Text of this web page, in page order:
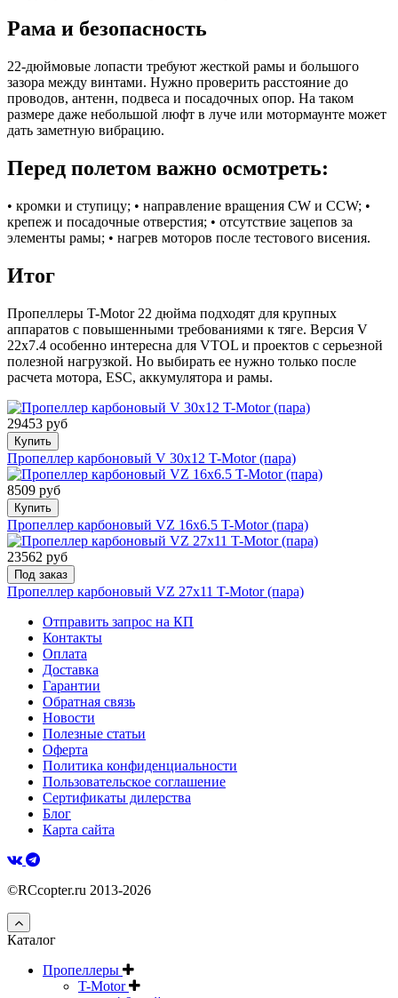
Рама и безопасность
22-дюймовые лопасти требуют жесткой рамы и большого
зазора между винтами. Нужно проверить расстояние до
проводов, антенн, подвеса и посадочных опор. На таком
размере даже небольшой люфт в луче или мотормаунте может
дать заметную вибрацию.
Перед полетом важно осмотреть:
• кромки и ступицу; • направление вращения CW и CCW; •
крепеж и посадочные отверстия; • отсутствие зацепов за
элементы рамы; • нагрев моторов после тестового висения.
Итог
Пропеллеры T-Motor 22 дюйма подходят для крупных
аппаратов с повышенными требованиями к тяге. Версия V
22x7.4 особенно интересна для VTOL и проектов с серьезной
полезной нагрузкой. Но выбирать ее нужно только после
расчета мотора, ESC, аккумулятора и рамы.
29453 руб
Купить
Пропеллер карбоновый V 30x12 T-Motor (пара)
8509 руб
Купить
Пропеллер карбоновый VZ 16x6.5 T-Motor (пара)
23562 руб
Под заказ
Пропеллер карбоновый VZ 27x11 T-Motor (пара)
Отправить запрос на КП
Контакты
Оплата
Доставка
Гарантии
Обратная связь
Новости
Полезные статьи
Оферта
Политика конфиденциальности
Пользовательское соглашение
Сертификаты дилерства
Блог
Карта сайта
©RCcopter.ru 2013-2026
Каталог
Пропеллеры
T-Motor